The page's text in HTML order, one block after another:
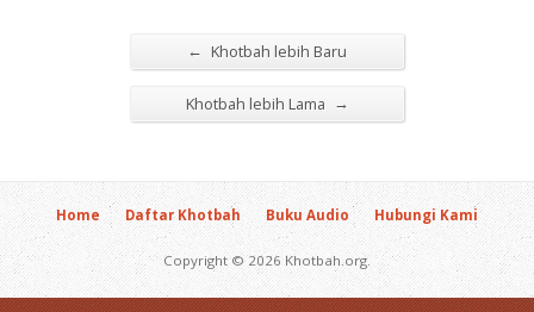
← Khotbah lebih Baru
Khotbah lebih Lama →
Home Daftar Khotbah Buku Audio Hubungi Kami
Copyright © 2026 Khotbah.org.